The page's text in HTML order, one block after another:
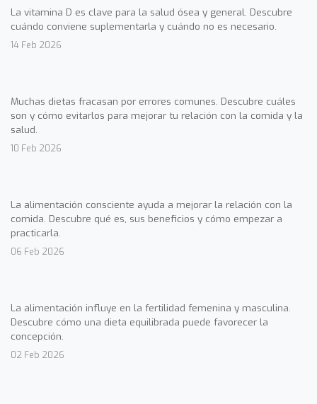
La vitamina D es clave para la salud ósea y general. Descubre
cuándo conviene suplementarla y cuándo no es necesario.
14 Feb 2026
Muchas dietas fracasan por errores comunes. Descubre cuáles
son y cómo evitarlos para mejorar tu relación con la comida y la
salud.
10 Feb 2026
La alimentación consciente ayuda a mejorar la relación con la
comida. Descubre qué es, sus beneficios y cómo empezar a
practicarla.
06 Feb 2026
La alimentación influye en la fertilidad femenina y masculina.
Descubre cómo una dieta equilibrada puede favorecer la
concepción.
02 Feb 2026